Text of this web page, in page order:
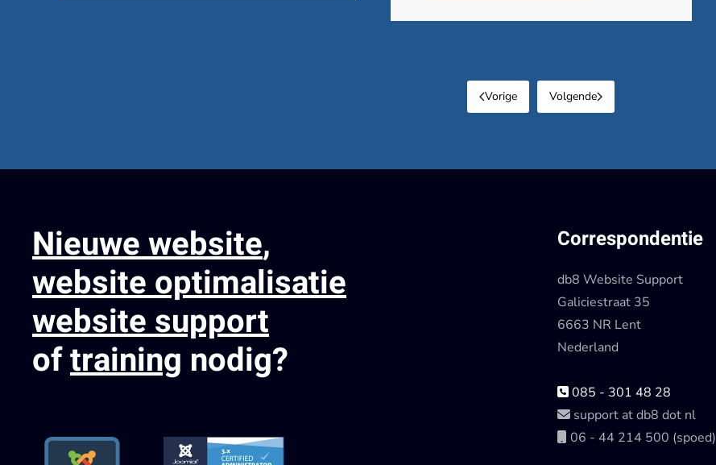
Vorige Volgende
Nieuwe website,
website optimalisatie
website support
oftraining nodig?
Correspondentie
db8 Website Support
Galiciestraat 35
6663 NR Lent
Nederland
085 - 301 48 28
support at db8 dot nl
06 - 44 214 500 (spoed)